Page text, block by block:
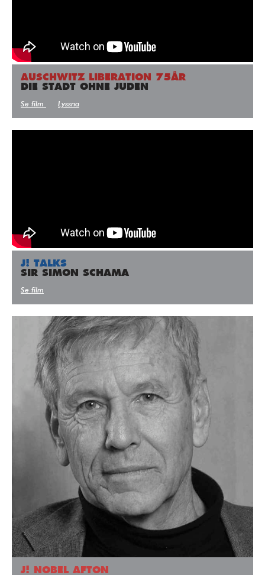
AUSCHWITZ LIBERATION 75ÅR
DIE STADT OHNE JUDEN
Se film Lyssna
J! TALKS
SIR SIMON SCHAMA
Se film
J! NOBEL AFTON